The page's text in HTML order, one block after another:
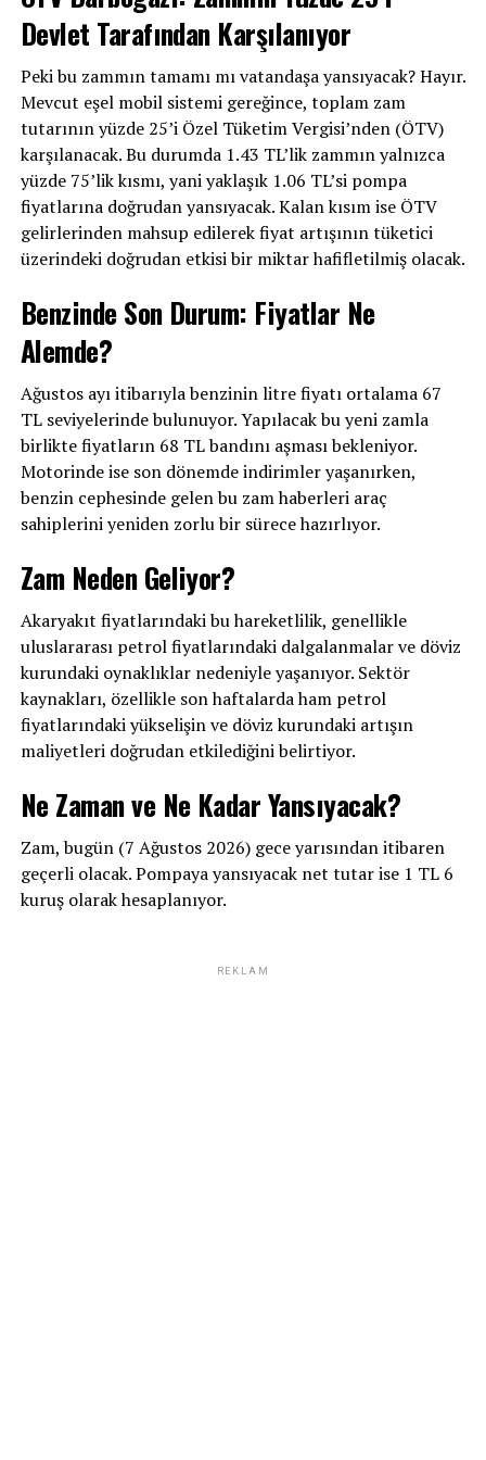
Devlet Tarafından Karşılanıyor
Peki bu zammın tamamı mı vatandaşa yansıyacak? Hayır.
Mevcut eşel mobil sistemi gereğince, toplam zam
tutarının yüzde 25’i Özel Tüketim Vergisi’nden (ÖTV)
karşılanacak. Bu durumda 1.43 TL’lik zammın yalnızca
yüzde 75’lik kısmı, yani yaklaşık 1.06 TL’si pompa
fiyatlarına doğrudan yansıyacak. Kalan kısım ise ÖTV
gelirlerinden mahsup edilerek fiyat artışının tüketici
üzerindeki doğrudan etkisi bir miktar hafifletilmiş olacak.
Benzinde Son Durum: Fiyatlar Ne
Alemde?
Ağustos ayı itibarıyla benzinin litre fiyatı ortalama 67
TL seviyelerinde bulunuyor. Yapılacak bu yeni zamla
birlikte fiyatların 68 TL bandını aşması bekleniyor.
Motorinde ise son dönemde indirimler yaşanırken,
benzin cephesinde gelen bu zam haberleri araç
sahiplerini yeniden zorlu bir sürece hazırlıyor.
Zam Neden Geliyor?
Akaryakıt fiyatlarındaki bu hareketlilik, genellikle
uluslararası petrol fiyatlarındaki dalgalanmalar ve döviz
kurundaki oynaklıklar nedeniyle yaşanıyor. Sektör
kaynakları, özellikle son haftalarda ham petrol
fiyatlarındaki yükselişin ve döviz kurundaki artışın
maliyetleri doğrudan etkilediğini belirtiyor.
Ne Zaman ve Ne Kadar Yansıyacak?
Zam, bugün (7 Ağustos 2026) gece yarısından itibaren
geçerli olacak. Pompaya yansıyacak net tutar ise 1 TL 6
kuruş olarak hesaplanıyor.
REKLAM